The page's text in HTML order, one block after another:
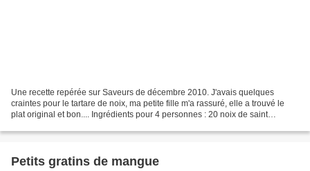
Une recette repérée sur Saveurs de décembre 2010. J'avais quelques
craintes pour le tartare de noix, ma petite fille m'a rassuré, elle a trouvé le
plat original et bon.... Ingrédients pour 4 personnes : 20 noix de saint
Petits gratins de mangue